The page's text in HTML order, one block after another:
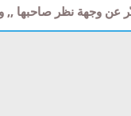
عن وجهة نظر